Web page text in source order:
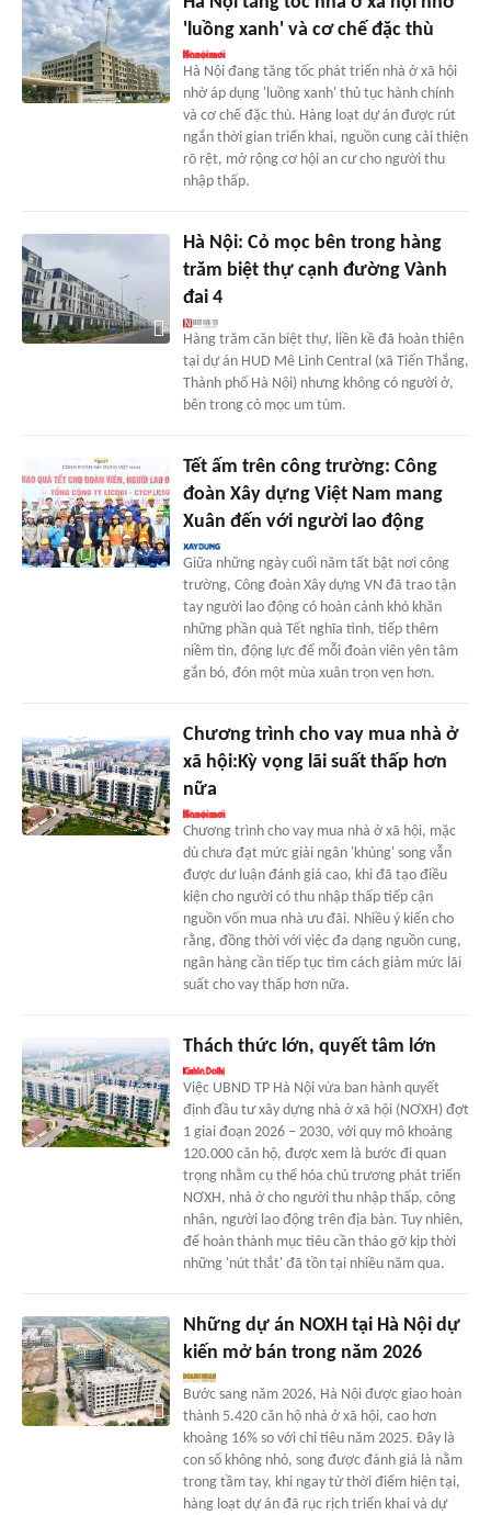
'luồng xanh' và cơ chế đặc thù
Hà Nội đang tăng tốc phát triển nhà ở xã hội
nhờ áp dụng 'luồng xanh' thủ tục hành chính
và cơ chế đặc thù. Hàng loạt dự án được rút
ngắn thời gian triển khai, nguồn cung cải thiện
rõ rệt, mở rộng cơ hội an cư cho người thu
nhập thấp.
Hà Nội: Cỏ mọc bên trong hàng
trăm biệt thự cạnh đường Vành
đai 4
Hàng trăm căn biệt thự, liền kề đã hoàn thiện
tại dự án HUD Mê Linh Central (xã Tiến Thắng,
Thành phố Hà Nội) nhưng không có người ở,
bên trong cỏ mọc um tùm.
Tết ấm trên công trường: Công
đoàn Xây dựng Việt Nam mang
Xuân đến với người lao động
Giữa những ngày cuối năm tất bật nơi công
trường, Công đoàn Xây dựng VN đã trao tận
tay người lao động có hoàn cảnh khó khăn
những phần quà Tết nghĩa tình, tiếp thêm
niềm tin, động lực để mỗi đoàn viên yên tâm
gắn bó, đón một mùa xuân trọn vẹn hơn.
Chương trình cho vay mua nhà ở
xã hội:Kỳ vọng lãi suất thấp hơn
nữa
Chương trình cho vay mua nhà ở xã hội, mặc
dù chưa đạt mức giải ngân 'khủng' song vẫn
được dư luận đánh giá cao, khi đã tạo điều
kiện cho người có thu nhập thấp tiếp cận
nguồn vốn mua nhà ưu đãi. Nhiều ý kiến cho
rằng, đồng thời với việc đa dạng nguồn cung,
ngân hàng cần tiếp tục tìm cách giảm mức lãi
suất cho vay thấp hơn nữa.
Thách thức lớn, quyết tâm lớn
Việc UBND TP Hà Nội vừa ban hành quyết
định đầu tư xây dựng nhà ở xã hội (NƠXH) đợt
1 giai đoạn 2026 – 2030, với quy mô khoảng
120.000 căn hộ, được xem là bước đi quan
trọng nhằm cụ thể hóa chủ trương phát triển
NƠXH, nhà ở cho người thu nhập thấp, công
nhân, người lao động trên địa bàn. Tuy nhiên,
để hoàn thành mục tiêu cần tháo gỡ kịp thời
những 'nút thắt' đã tồn tại nhiều năm qua.
Những dự án NOXH tại Hà Nội dự
kiến mở bán trong năm 2026
Bước sang năm 2026, Hà Nội được giao hoàn
thành 5.420 căn hộ nhà ở xã hội, cao hơn
khoảng 16% so với chỉ tiêu năm 2025. Đây là
con số không nhỏ, song được đánh giá là nằm
trong tầm tay, khi ngay từ thời điểm hiện tại,
hàng loạt dự án đã rục rịch triển khai và dự